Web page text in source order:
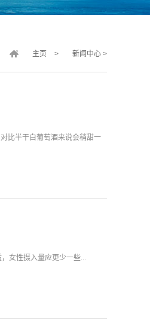
主页 > 新闻中心 >
比半干白葡萄酒来说会稍甜一
女性摄入量应更少一些...